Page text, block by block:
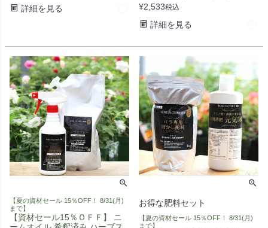
詳細を見る ¥2,533税込
詳細を見る
【夏の資材セール 15％OFF！ 8/31(月)
まで】
【資材セール15％ＯＦＦ】 ニ
お得な肥料セット
【夏の資材セール 15％OFF！ 8/31(月)
まで】